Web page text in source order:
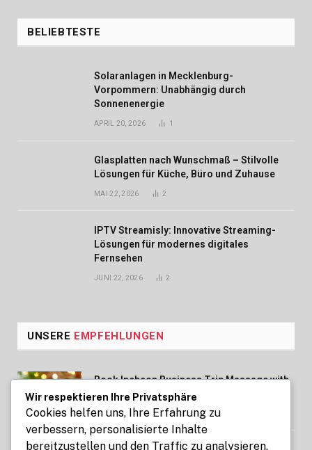
BELIEBTESTE
Solaranlagen in Mecklenburg-
Vorpommern: Unabhängig durch
Sonnenenergie
APRIL 20, 2026 1
Glasplatten nach Wunschmaß – Stilvolle
Lösungen für Küche, Büro und Zuhause
MAI 22, 2026 2
IPTV Streamisly: Innovative Streaming-
Lösungen für modernes digitales
Fernsehen
JUNI 22, 2026 2
UNSERE EMPFEHLUNGEN
Book Incheon Business Trip Massage with
Professional Therapists
AUGUST 7, 2026
Wir respektieren Ihre Privatsphäre
Cookies helfen uns, Ihre Erfahrung zu
verbessern, personalisierte Inhalte
bereitzustellen und den Traffic zu analysieren.